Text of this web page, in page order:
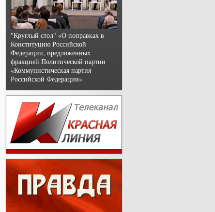
"Круглый стол" «О поправках в
Конституцию Российской
Федерации, предложенных
фракцией Политической партии
«Коммунистическая партия
Российской Федерации»